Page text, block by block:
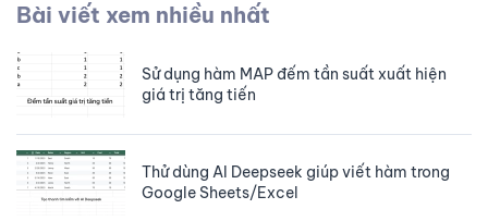
Bài viết xem nhiều nhất
Sử dụng hàm MAP đếm tần suất xuất hiện
giá trị tăng tiến
Thử dùng AI Deepseek giúp viết hàm trong
Google Sheets/Excel